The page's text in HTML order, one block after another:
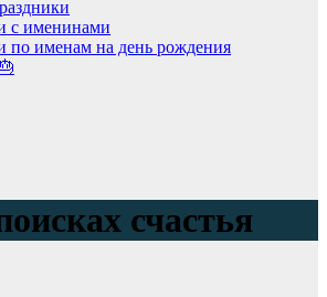
с именинами
по именам на день рождения
счастья